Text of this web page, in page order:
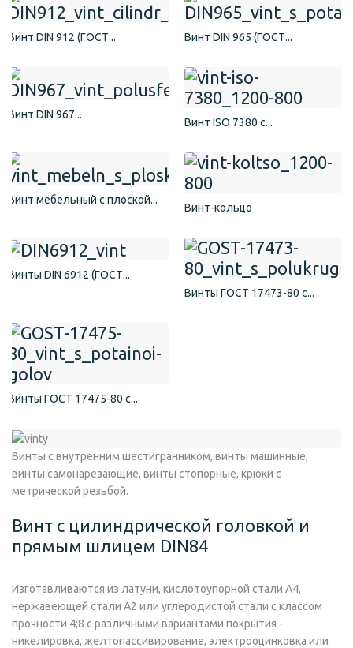
Винт DIN 912 (ГОСТ... Винт DIN 965 (ГОСТ...
Винт DIN 967...
Винт ISO 7380 с...
Винт мебельный с плоской...
Винт-кольцо
Винты DIN 6912 (ГОСТ...
Винты ГОСТ 17473-80 с...
Винты ГОСТ 17475-80 с...
Винты с внутренним шестигранником, винты машинные,
винты самонарезающие, винты стопорные, крюки с
метрической резьбой.
Винт с цилиндрической головкой и
прямым шлицем DIN84
Изготавливаются из латуни, кислотоупорной стали А4,
нержавеющей стали А2 или углеродистой стали с классом
прочности 4;8 с различными вариантами покрытия -
никелировка, желтопассивирование, электрооцинковка или